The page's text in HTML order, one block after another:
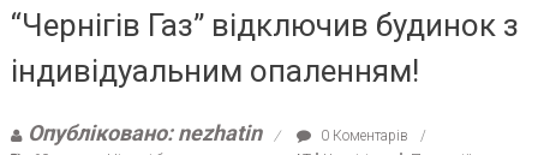
“Чернігів Газ” відключив будинок з
індивідуальним опаленням!
Опубліковано: nezhatin
0 Коментарів